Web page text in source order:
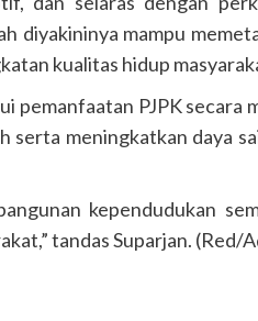
diyakininya mampu
kualitas hidup
pemanfaatan PJPK secara
meningkatkan daya
kependudukan
tandas Suparjan. (Red/